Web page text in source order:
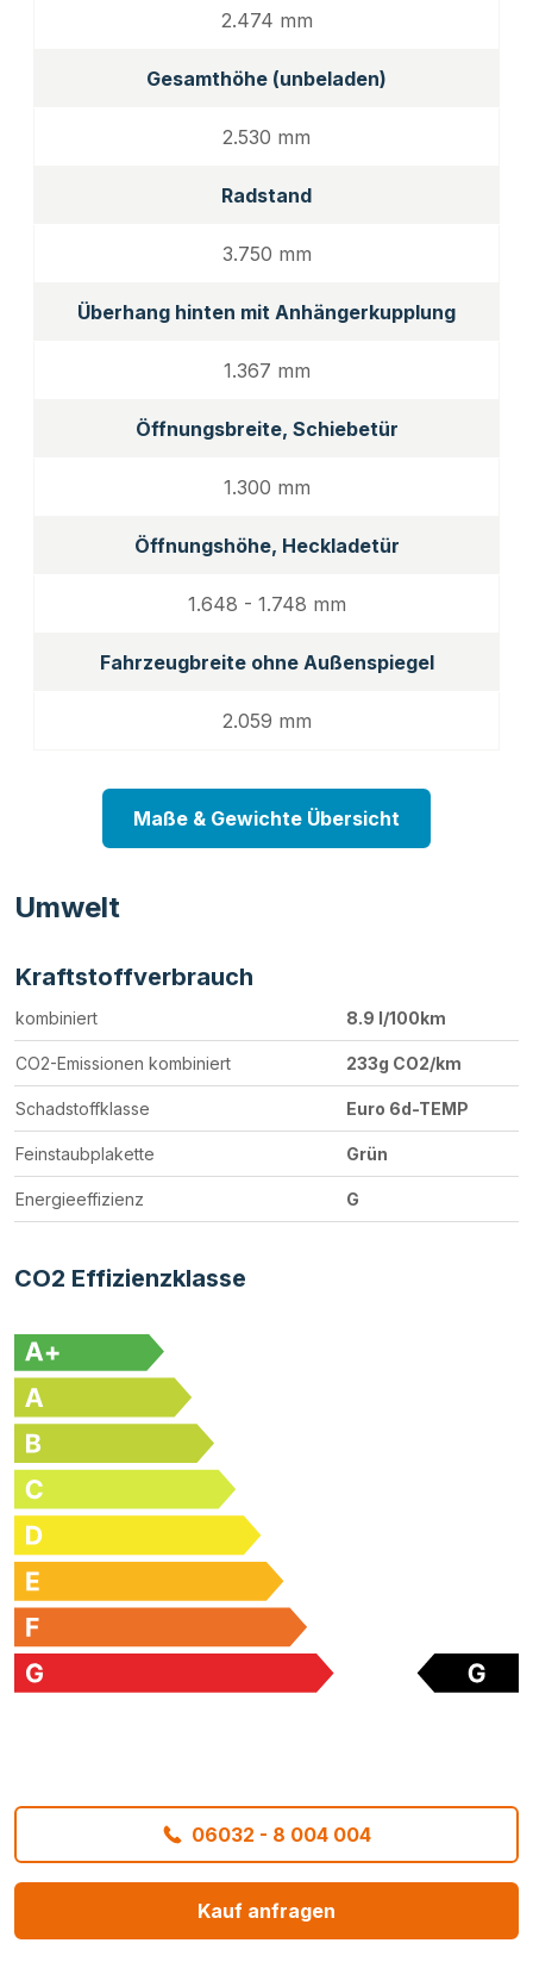
2.474 mm
Gesamthöhe (unbeladen)
2.530 mm
Radstand
3.750 mm
Überhang hinten mit Anhängerkupplung
1.367 mm
Öffnungsbreite, Schiebetür
1.300 mm
Öffnungshöhe, Heckladetür
1.648 - 1.748 mm
Fahrzeugbreite ohne Außenspiegel
2.059 mm
Maße & Gewichte Übersicht
Umwelt
Kraftstoffverbrauch
kombiniert 8.9 l/100km
CO2-Emissionen kombiniert 233g CO2/km
Schadstoffklasse Euro 6d-TEMP
Feinstaubplakette Grün
Energieeffizienz G
CO2 Effizienzklasse
06032 - 8 004 004
Kauf anfragen